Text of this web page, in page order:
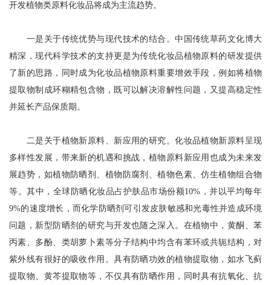
开发植物类原料化妆品将成为主流趋势。
一是关于传统优势与现代技术的结合。中国传统草药文化博大
精深，现代科学技术的支持更是为传统化妆品植物原料的研发提供
了新的思路，同时成为化妆品植物原料重要增效手段，例如将植物
提取物制成环糊精包含物，既可以解决溶解性问题，又提高稳定性
并延长产品保质期。
二是关于植物新原料、新应用的研究。化妆品植物新原料呈现
多样性发展，带来新的机遇和挑战，植物原料新应用也成为未来发
展趋势，如植物防晒剂、植物防腐剂、植物色素、仿生植物组合物
等。其中，全球防晒化妆品占护肤品市场份额10%，并以平均每年
9%的速度增长，而化学防晒剂可引发皮肤敏感和光毒性并造成环境
问题，新型防晒剂的研究与开发也随之深入。在植物中，黄酮、苯
丙素、多酚、类胡萝卜素等分子结构中均含有苯环或共轭结构，对
紫外线有很好的吸收作用。具有防晒功效的植物提取物，如水飞蓟
提取物、黄芩提取物等，不仅具有防晒作用，同时具有抗氧化、抗